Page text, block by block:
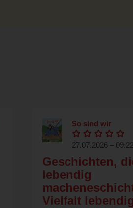
So sind wir
27.07.2026 – 09:22
Geschichten,
lebendig
Vielfalt